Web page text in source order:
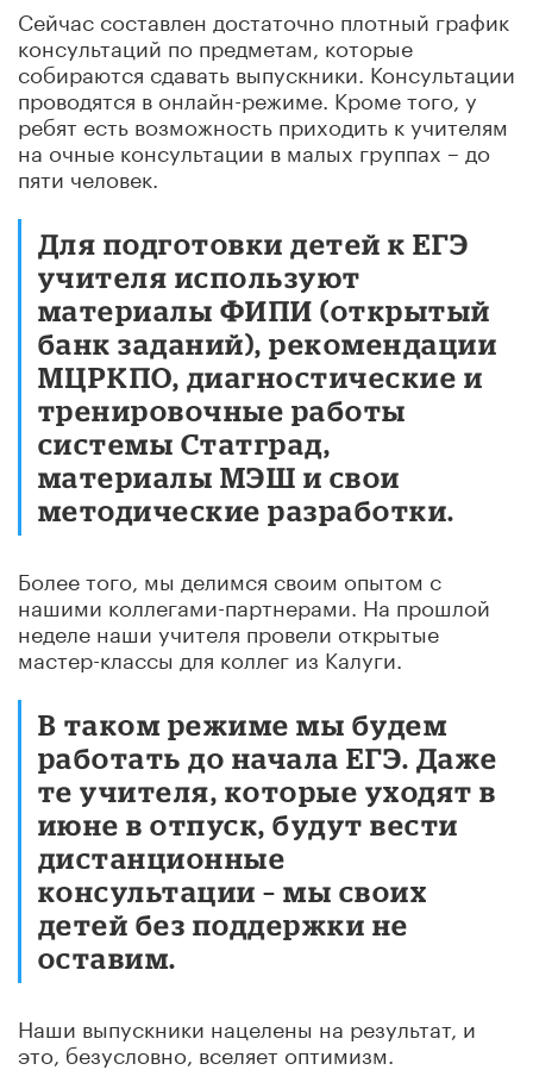
Сейчас составлен достаточно плотный график
консультаций по предметам, которые
собираются сдавать выпускники. Консультации
проводятся в онлайн-режиме. Кроме того, у
ребят есть возможность приходить к учителям
на очные консультации в малых группах – до
пяти человек.
Для подготовки детей к ЕГЭ
учителя используют
материалы ФИПИ (открытый
банк заданий), рекомендации
МЦРКПО, диагностические и
тренировочные работы
системы Статград,
материалы МЭШ и свои
методические разработки.
Более того, мы делимся своим опытом с
нашими коллегами-партнерами. На прошлой
неделе наши учителя провели открытые
мастер-классы для коллег из Калуги.
В таком режиме мы будем
работать до начала ЕГЭ. Даже
те учителя, которые уходят в
июне в отпуск, будут вести
дистанционные
консультации – мы своих
детей без поддержки не
оставим.
Наши выпускники нацелены на результат, и
это, безусловно, вселяет оптимизм.